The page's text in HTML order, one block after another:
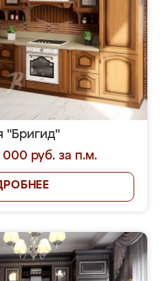
"Бригид"
000 руб. за п.м.